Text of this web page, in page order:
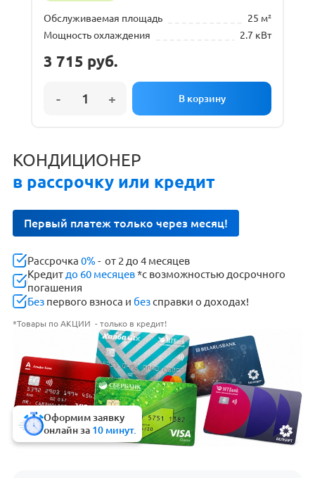
Обслуживаемая площадь
25 м²
Мощность охлаждения
2.7 кВт
3 715 руб.
КОНДИЦИОНЕР
в рассрочку или кредит
Первый платеж только через месяц!
Рассрочка0% - от 2 до 4 месяцев
Кредитдо 60 месяцев*с возможностью досрочного
погашения
Без первого взноса и безсправки о доходах!
*Товары по АКЦИИ - только в кредит!
Оформим заявку
онлайн за 10 минут.